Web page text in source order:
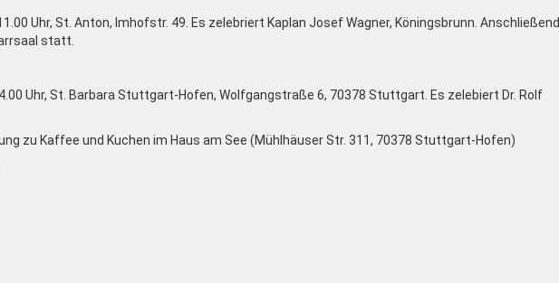
Uhr, St. Anton, Imhofstr. 49. Es zelebriert Kaplan Josef Wagner, Köningsbrunn. Anschließend
statt.
Uhr, St. Barbara Stuttgart-Hofen, Wolfgangstraße 6, 70378 Stuttgart. Es zelebiert Dr. Rolf
zu Kaffee und Kuchen im Haus am See (Mühlhäuser Str. 311, 70378 Stuttgart-Hofen)